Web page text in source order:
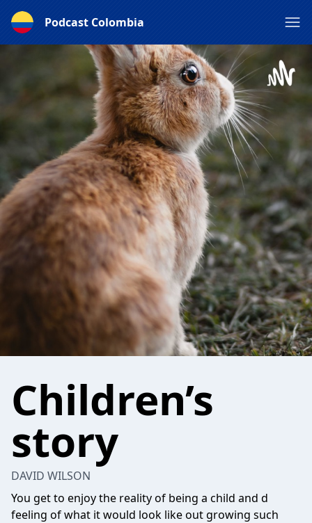
Podcast Colombia
Children’s
story
DAVID WILSON
You get to enjoy the reality of being a child and d
feeling of what it would look like out growing such